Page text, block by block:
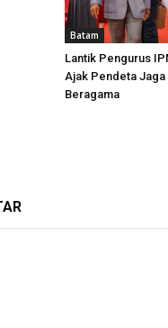
Batam
Lantik Pengurus
Ajak Pendeta Jaga
Beragama